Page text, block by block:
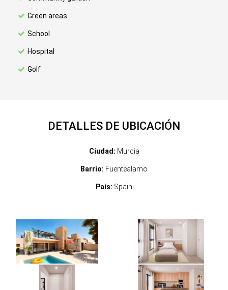
Green areas
School
Hospital
Golf
DETALLES DE UBICACIÓN
Ciudad: Murcia
Barrio: Fuentealamo
País: Spain